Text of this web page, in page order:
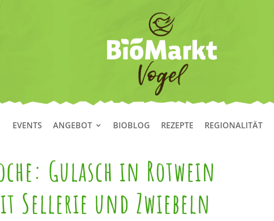
EVENTS ANGEBOT BIOBLOG REZEPTE REGIONALITÄT
Gulasch in Rotwein
Sellerie und Zwiebeln